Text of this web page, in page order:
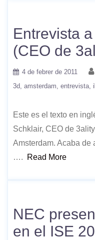
Entrevista
(CEO de
4 de febrer de 2011
3d amsterdam entrevista
Este es el texto en
Schklair, CEO de
Amsterdam. Acaba de
….
Read More
NEC
en el ISE